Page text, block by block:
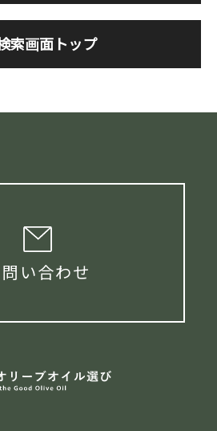
索画面トップ
い合わせ